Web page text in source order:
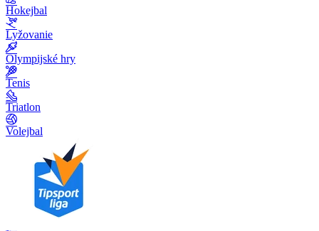
Hokejbal
Lyžovanie
Olympijské hry
Tenis
Triatlon
Volejbal